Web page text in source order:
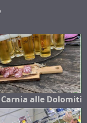
alle Dolomiti